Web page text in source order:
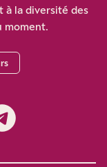
à la diversité des
moment.